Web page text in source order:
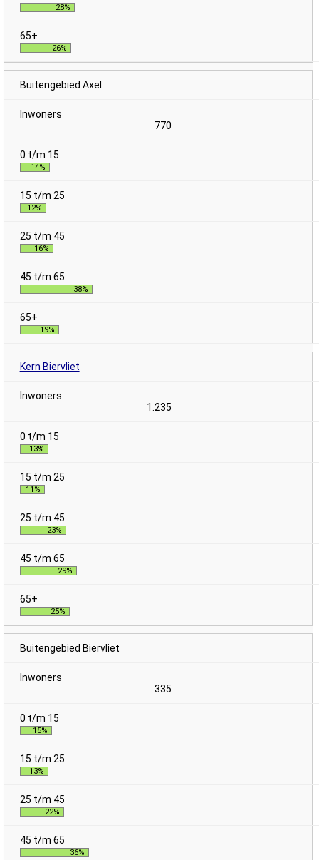
28%
26%
Buitengebied Axel
770
14%
12%
16%
38%
19%
Kern Biervliet
1.235
13%
11%
23%
29%
25%
Buitengebied Biervliet
335
15%
13%
22%
36%